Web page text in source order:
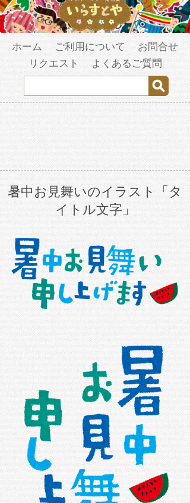
ホーム ご利用について
お問合せ
リクエスト
よくあるご質問
暑中お見舞いのイラスト「タ
イトル文字」